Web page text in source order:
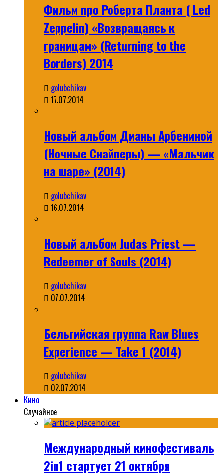
Фильм про Роберта Планта ( Led
Zeppelin) «Возвращаясь к
границам» (Returning to the
Borders) 2014
golubchikav
17.07.2014
Новый альбом Дианы Арбениной
(Ночные Снайперы) — «Мальчик
на шаре» (2014)
golubchikav
16.07.2014
Новый альбом Judas Priest —
Redeemer of Souls (2014)
golubchikav
07.07.2014
Бельгийская группа Raw Blues
Experience — Take 1 (2014)
golubchikav
02.07.2014
Кино
Случайное
Международный кинофестиваль
2in1 стартует 21 октября